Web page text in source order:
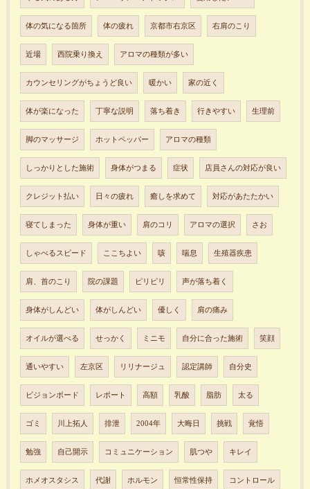
体の気になる箇所 体の疲れ 京都市右京区 右肩のこり
近場 西院乗り換え アロマの種類が多い
カウンセリングがちょうど良い 暖かい 家の近く
体が楽になった 丁寧な説明 落ち着き 行きやすい 生理前
脚のマッサージ ホットペッパー アロマの種類
しっかりとした施術 身体がつまる 症状 店員さんの対応が良い
クレジット払い 日々の疲れ 癒しを求めて 対応があたたかい
寝てしまった 身体が重い 肩のコリ アロマの選択 さお
しゃべるスピード ここちよい 咳 喘息 生殖器疾患
肩、首のこり 院の課題 ピリピリ 声が落ち着く
身体がしんどい 体がしんどい 優しく 肩の痛み
オイルが選べる せっかく ミニモ 自分に合った施術 笑顔
通いやすい 左京区 リリナージュ 認定講師 自分史
ビジョンボード レポート 高額 乳酸 脂肪 太る
ゴミ 川上拓人 排泄 2004年 大晦日 挑戦 覚悟
勉強 自己開示 コミュニケーション 肌つや キレイ
ホメオスタシス 代謝 ホルモン 恒常性保持 コントロール